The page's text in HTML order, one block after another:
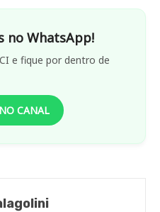
no WhatsApp!
e fique por dentro de
CANAL